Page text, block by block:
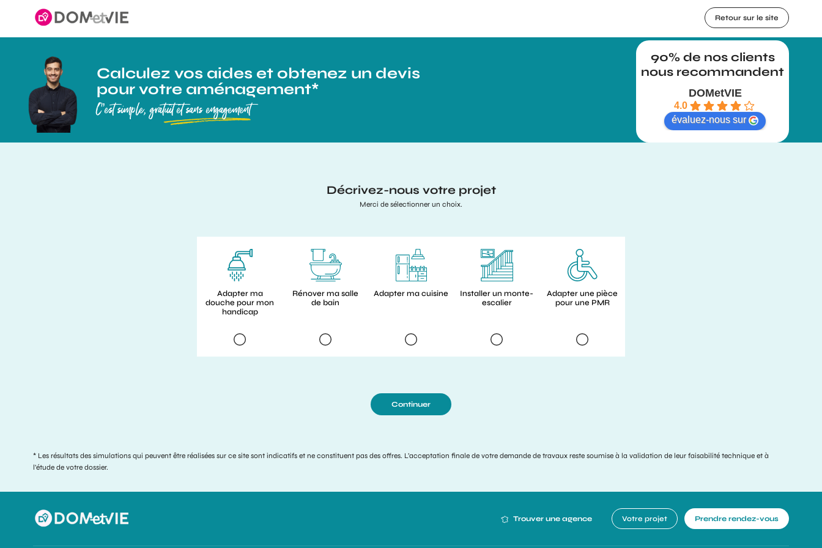
Retour sur le site
Calculez vos aides et obtenez un devis
pour votre aménagement*
C’est simple, gratuit et sans engagement
DOMetVIE
4.0
évaluez-nous sur
Décrivez-nous votre projet
Merci de sélectionner un choix.
Adapter ma
douche pour mon
handicap
Rénover ma salle
de bain
Adapter ma cuisine
Installer un monte-
escalier
Adapter une pièce
pour une PMR
Continuer
* Les résultats des simulations qui peuvent être réalisées sur ce site sont indicatifs et ne constituent pas des offres. L’acceptation finale de votre demande de travaux reste soumise à la validation de leur faisabilité technique et à
l’étude de votre dossier.
Trouver une agence Votre projet Prendre rendez-vous